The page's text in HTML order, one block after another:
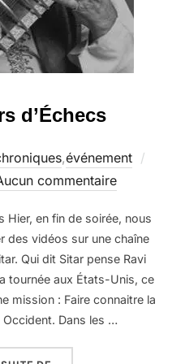
d’Échecs
,événement
commentaire
Hier, en fin de soirée, nous
des vidéos sur une chaîne
Qui dit Sitar pense Ravi
tournée aux États-Unis, ce
mission : Faire connaitre la
Occident. Dans les …